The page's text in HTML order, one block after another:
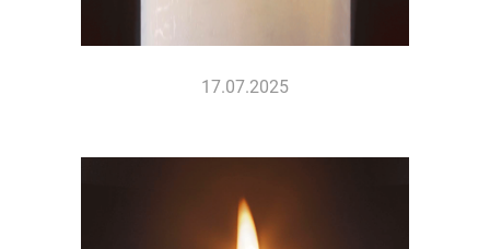
17.07.2025